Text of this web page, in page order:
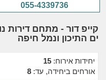
055-4339736
קייפ דור - מתחם דירות
ים התיכון ונמל חיפה
יחידות אירוח: 15
אורחים ביחידה, עד: 8